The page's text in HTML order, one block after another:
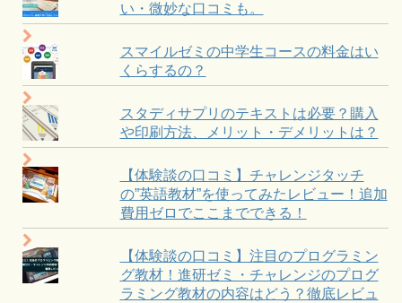
い・微妙な口コミも。
スマイルゼミの中学生コースの料金はい
くらするの？
スタディサプリのテキストは必要？購入
や印刷方法、メリット・デメリットは？
【体験談の口コミ】チャレンジタッチ
の”英語教材”を使ってみたレビュー！追加
費用ゼロでここまでできる！
【体験談の口コミ】注目のプログラミン
グ教材！進研ゼミ・チャレンジのプログ
ラミング教材の内容はどう？徹底レビュ